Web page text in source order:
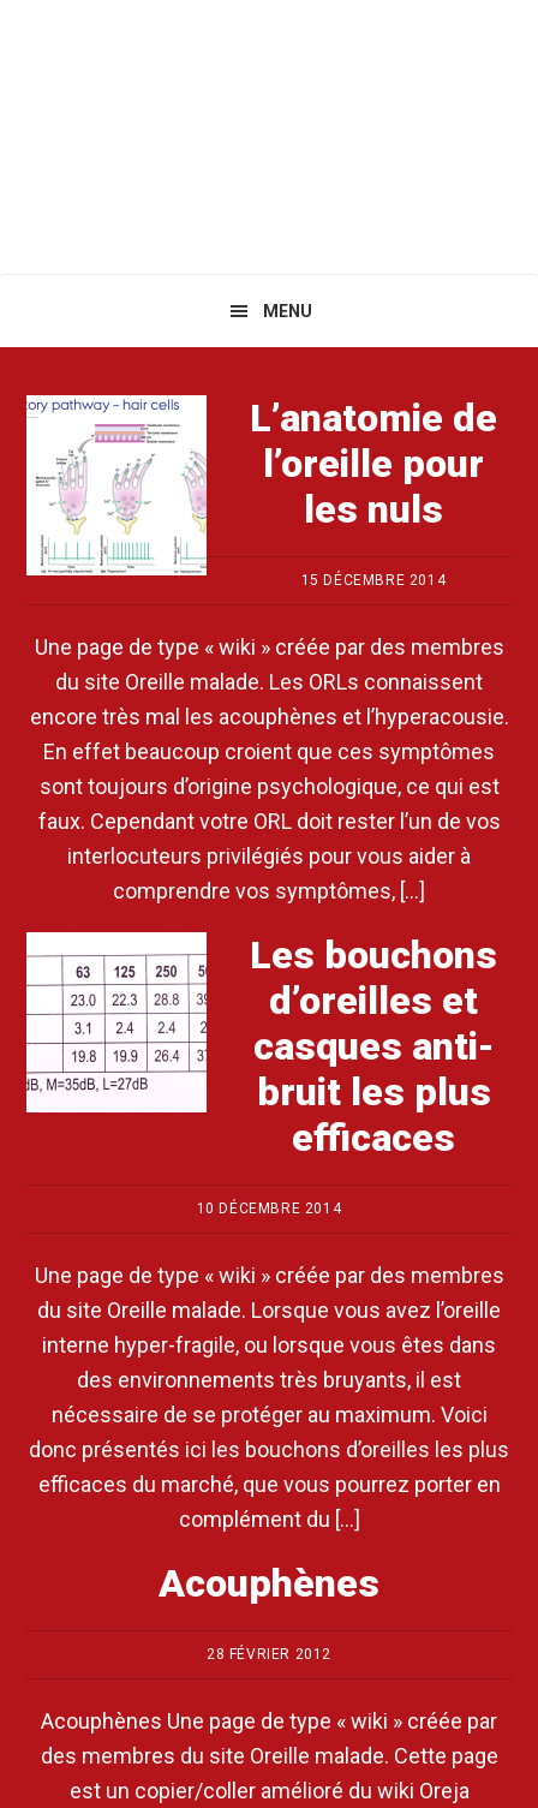
MENU
Content
L’anatomie de
l’oreille pour
les nuls
15 DÉCEMBRE 2014
Une page de type « wiki » créée par des membres
du site Oreille malade. Les ORLs connaissent
encore très mal les acouphènes et l’hyperacousie.
En effet beaucoup croient que ces symptômes
sont toujours d’origine psychologique, ce qui est
faux. Cependant votre ORL doit rester l’un de vos
interlocuteurs privilégiés pour vous aider à
comprendre vos symptômes, […]
Les bouchons
d’oreilles et
casques anti-
bruit les plus
efficaces
10 DÉCEMBRE 2014
Une page de type « wiki » créée par des membres
du site Oreille malade. Lorsque vous avez l’oreille
interne hyper-fragile, ou lorsque vous êtes dans
des environnements très bruyants, il est
nécessaire de se protéger au maximum. Voici
donc présentés ici les bouchons d’oreilles les plus
efficaces du marché, que vous pourrez porter en
complément du […]
Acouphènes
28 FÉVRIER 2012
Acouphènes Une page de type « wiki » créée par
des membres du site Oreille malade. Cette page
est un copier/coller amélioré du wiki Oreja